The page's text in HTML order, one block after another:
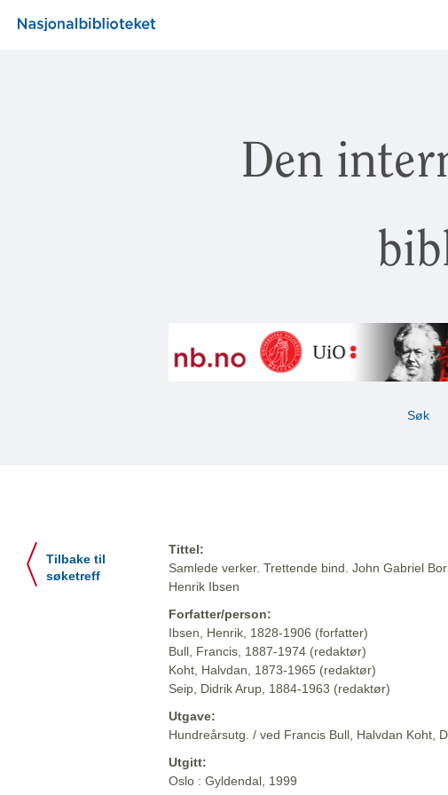
Den
Søk
Tilbake til
søketreff
Tittel:
Samlede verker. Trettende bind. John Gabriel
Henrik Ibsen
Forfatter/person:
Ibsen, Henrik, 1828-1906 (forfatter)
Bull, Francis, 1887-1974 (redaktør)
Koht, Halvdan, 1873-1965 (redaktør)
Seip, Didrik Arup, 1884-1963 (redaktør)
Utgave:
Hundreårsutg. / ved Francis Bull, Halvdan Koht,
Utgitt:
Oslo : Gyldendal, 1999